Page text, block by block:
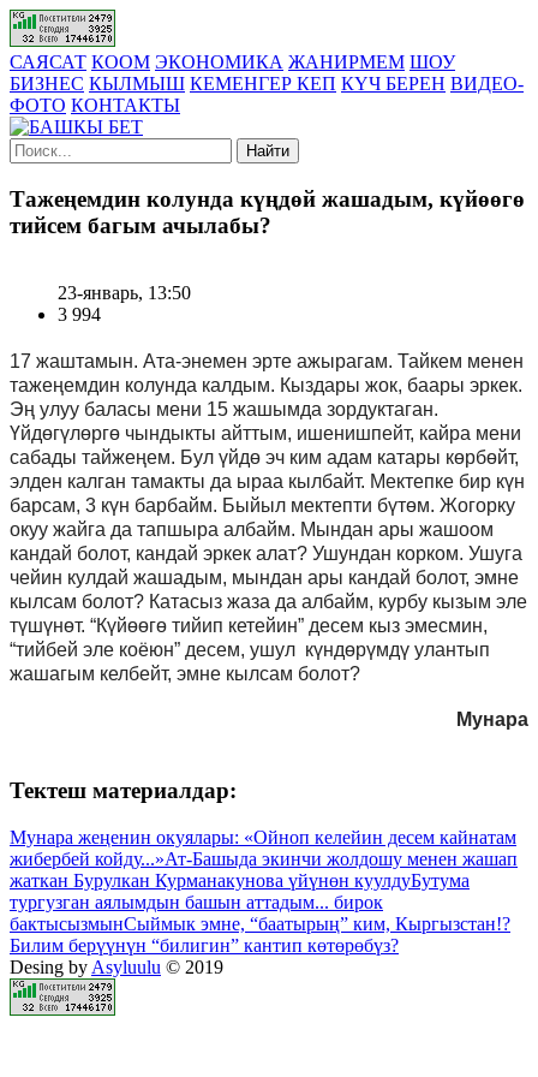
САЯСАТ КООМ ЭКОНОМИКА ЖАНИРМЕМ ШОУ
БИЗНЕС КЫЛМЫШ КЕМЕНГЕР КЕП КҮЧ БЕРЕН ВИДЕО-
ФОТО КОНТАКТЫ
Найти
Тажеңемдин колунда күңдөй жашадым, күйөөгө
тийсем багым ачылабы?
23-январь, 13:50
3 994
17 жаштамын. Ата-энемен эрте ажырагам. Тайкем менен
тажеңемдин колунда калдым. Кыздары жок, баары эркек.
Эң улуу баласы мени 15 жашымда зордуктаган.
Үйдөгүлөргө чындыкты айттым, ишенишпейт, кайра мени
сабады тайжеңем. Бул үйдө эч ким адам катары көрбөйт,
элден калган тамакты да ыраа кылбайт. Мектепке бир күн
барсам, 3 күн барбайм. Быйыл мектепти бүтөм. Жогорку
окуу жайга да тапшыра албайм. Мындан ары жашоом
кандай болот, кандай эркек алат? Ушундан корком. Ушуга
чейин кулдай жашадым, мындан ары кандай болот, эмне
кылсам болот? Катасыз жаза да албайм, курбу кызым эле
түшүнөт. “Күйөөгө тийип кетейин” десем кыз эмесмин,
“тийбей эле коёюн” десем, ушул күндөрүмдү улантып
жашагым келбейт, эмне кылсам болот?
Мунара
Тектеш материалдар:
Мунара жеңенин окуялары: «Ойноп келейин десем кайнатам
жибербей койду...»Ат-Башыда экинчи жолдошу менен жашап
жаткан Бурулкан Курманакунова үйүнөн куулдуБутума
тургузган аялымдын башын аттадым... бирок
бактысызмынСыймык эмне, “баатырың” ким, Кыргызстан!?
Билим берүүнүн “билигин” кантип көтөрөбүз?
Desing by Asyluulu © 2019